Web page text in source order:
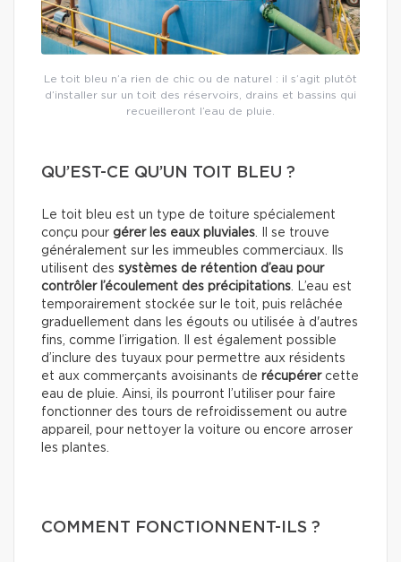
Le toit bleu n’a rien de chic ou de naturel : il s’agit plutôt
d’installer sur un toit des réservoirs, drains et bassins qui
recueilleront l’eau de pluie.
QU’EST-CE QU’UN TOIT BLEU ?
Le toit bleu est un type de toiture spécialement
conçu pour gérer les eaux pluviales . Il se trouve
généralement sur les immeubles commerciaux. Ils
utilisent des systèmes de rétention d’eau pour
contrôler l’écoulement des précipitations . L’eau est
temporairement stockée sur le toit, puis relâchée
graduellement dans les égouts ou utilisée à d'autres
fins, comme l’irrigation. Il est également possible
d’inclure des tuyaux pour permettre aux résidents
et aux commerçants avoisinants de récupérercette
eau de pluie. Ainsi, ils pourront l’utiliser pour faire
fonctionner des tours de refroidissement ou autre
appareil, pour nettoyer la voiture ou encore arroser
les plantes.
COMMENT FONCTIONNENT-ILS ?